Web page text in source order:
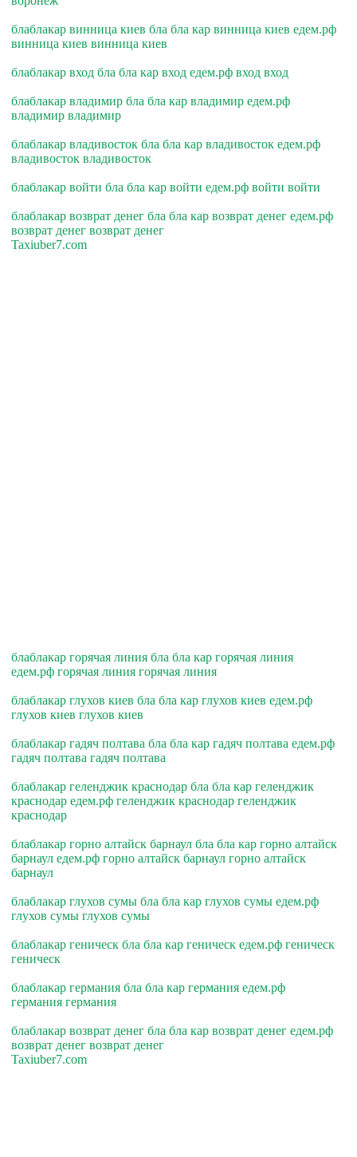
блаблакар винница киев бла бла кар винница киев едем.рф
винница киев винница киев
блаблакар вход бла бла кар вход едем.рф вход вход
блаблакар владимир бла бла кар владимир едем.рф
владимир владимир
блаблакар владивосток бла бла кар владивосток едем.рф
владивосток владивосток
блаблакар войти бла бла кар войти едем.рф войти войти
блаблакар возврат денег бла бла кар возврат денег едем.рф
возврат денег возврат денег
Taxiuber7.com
блаблакар горячая линия бла бла кар горячая линия
едем.рф горячая линия горячая линия
блаблакар глухов киев бла бла кар глухов киев едем.рф
глухов киев глухов киев
блаблакар гадяч полтава бла бла кар гадяч полтава едем.рф
гадяч полтава гадяч полтава
блаблакар геленджик краснодар бла бла кар геленджик
краснодар едем.рф геленджик краснодар геленджик
краснодар
блаблакар горно алтайск барнаул бла бла кар горно алтайск
барнаул едем.рф горно алтайск барнаул горно алтайск
барнаул
блаблакар глухов сумы бла бла кар глухов сумы едем.рф
глухов сумы глухов сумы
блаблакар геническ бла бла кар геническ едем.рф геническ
геническ
блаблакар германия бла бла кар германия едем.рф
германия германия
блаблакар возврат денег бла бла кар возврат денег едем.рф
возврат денег возврат денег
Taxiuber7.com